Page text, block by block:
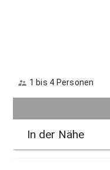
1 bis 4 Personen
In der Nähe